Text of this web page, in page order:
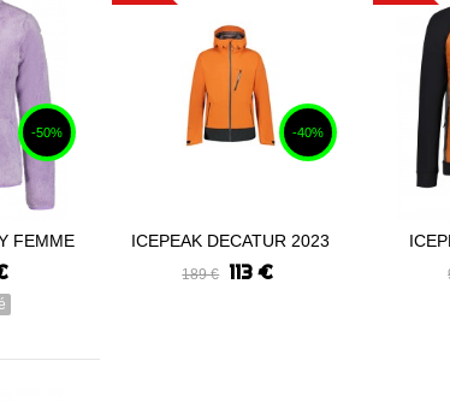
-50%
FEMME
-40%
Commander
ICEPEAK DECATUR 2023
189 € 113 €